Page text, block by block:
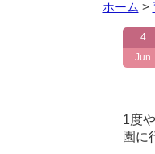
ホーム >
4
Jun
1度
園に